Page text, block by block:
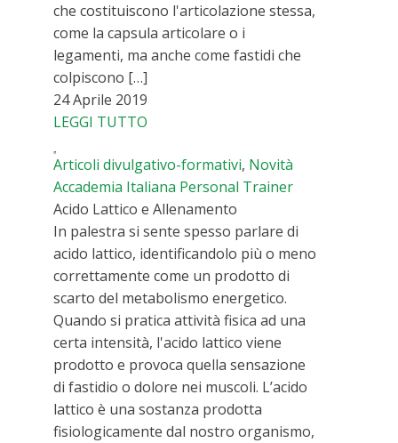
che costituiscono l'articolazione stessa,
come la capsula articolare o i
legamenti, ma anche come fastidi che
colpiscono […]
24 Aprile 2019
LEGGI TUTTO
Articoli divulgativo-formativi, Novità
Accademia Italiana Personal Trainer
Acido Lattico e Allenamento
In palestra si sente spesso parlare di
acido lattico, identificandolo più o meno
correttamente come un prodotto di
scarto del metabolismo energetico.
Quando si pratica attività fisica ad una
certa intensità, l'acido lattico viene
prodotto e provoca quella sensazione
di fastidio o dolore nei muscoli. L’acido
lattico è una sostanza prodotta
fisiologicamente dal nostro organismo,